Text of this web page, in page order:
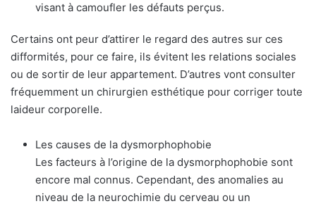
visant à camoufler les défauts perçus.
Certains ont peur d’attirer le regard des autres sur ces
difformités, pour ce faire, ils évitent les relations sociales
ou de sortir de leur appartement. D’autres vont consulter
fréquemment un chirurgien esthétique pour corriger toute
laideur corporelle.
Les causes de la dysmorphophobie
Les facteurs à l’origine de la dysmorphophobie sont
encore mal connus. Cependant, des anomalies au
niveau de la neurochimie du cerveau ou un